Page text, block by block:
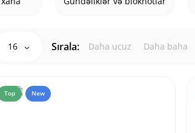
16 Sırala: Daha ucuz Daha baha
Top New